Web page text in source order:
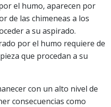
el humo, aparecen por
de las chimeneas a los
a su aspirado.
por el humo requiere de
que procedan a su
con un alto nivel de
consecuencias como